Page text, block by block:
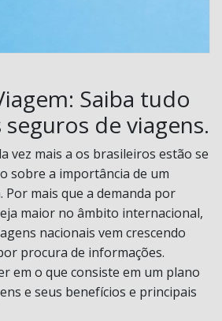
Saiba tudo
de viagens.
vez mais a os brasileiros estão se
sobre a importância de um
Por mais que a demanda por
maior no âmbito internacional,
nacionais vem crescendo
procura de informações.
em o que consiste em um plano
e seus benefícios e principais